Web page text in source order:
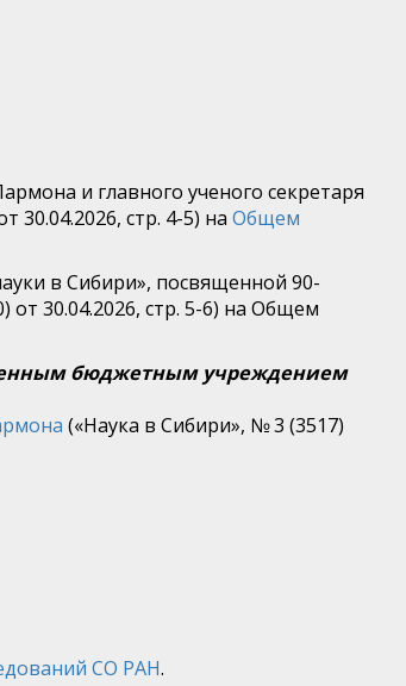
и главного ученого секретаря
30.04.2026, стр. 4-5) на Общем
в Сибири», посвященной 90-
от 30.04.2026, стр. 5-6) на Общем
бюджетным учреждением
(«Наука в Сибири», № 3 (3517)
СО РАН.